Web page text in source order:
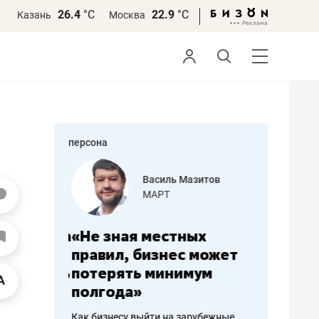
Казань 26.4 °С Москва 22.9 °С
персона
работа
Василь Мазитов
МАРТ
«Не зная местных
правил, бизнес может
потерять минимум
полгода»